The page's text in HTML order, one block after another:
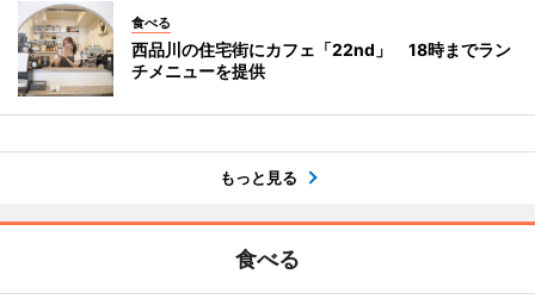
食べる
西品川の住宅街にカフェ「22nd」 18時までラン
チメニューを提供
もっと見る
食べる